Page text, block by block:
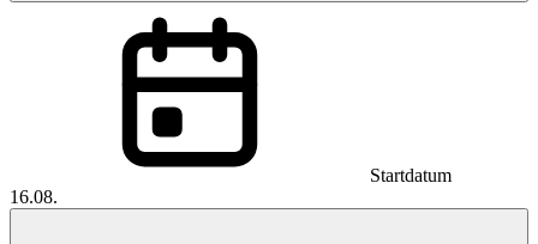
Startdatum
16.08.